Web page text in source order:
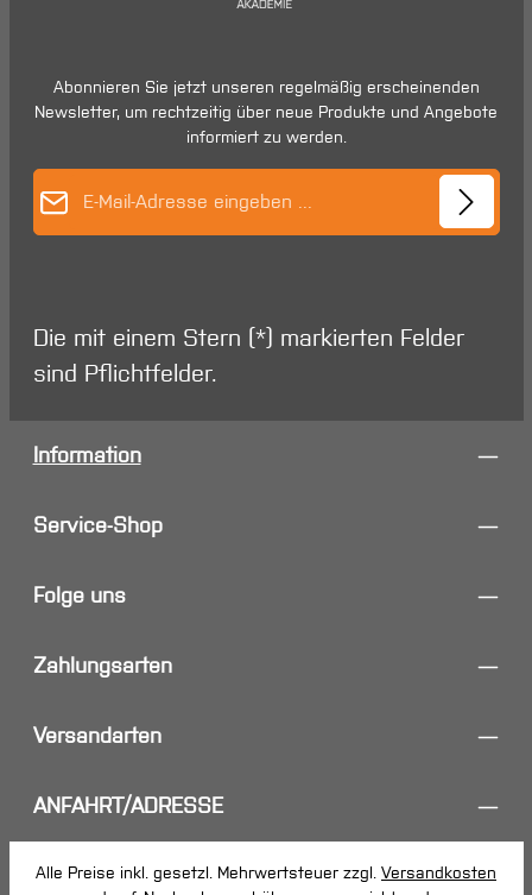
Abonnieren Sie jetzt unseren regelmäßig erscheinenden
Newsletter, um rechtzeitig über neue Produkte und Angebote
informiert zu werden.
Die mit einem Stern (*) markierten Felder
sind Pflichtfelder.
Information
Service-Shop
Folge uns
Zahlungsarten
Versandarten
ANFAHRT/ADRESSE
Alle Preise inkl. gesetzl. Mehrwertsteuer zzgl. Versandkosten